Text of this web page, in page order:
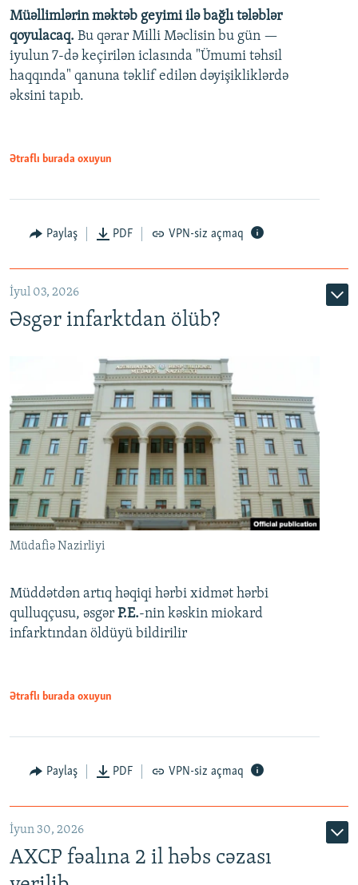
Auto 240p 360p 480p
720p 1080p
360p
480p
720p
Müəllimlərin məktəb geyimi ilə bağlı tələblər
qoyulacaq. Bu qərar Milli Məclisin bu gün —
iyulun 7-də keçirilən iclasında "Ümumi təhsil
haqqında" qanuna təklif edilən dəyişikliklərdə
əksini tapıb.
Ətraflı burada oxuyun
Paylaş PDF VPN-siz açmaq
İyul 03, 2026
Əsgər infarktdan ölüb?
Müdafiə Nazirliyi
Müddətdən artıq həqiqi hərbi xidmət hərbi
qulluqçusu, əsgər P.E.-nin kəskin miokard
infarktından öldüyü bildirilir
Ətraflı burada oxuyun
Paylaş PDF VPN-siz açmaq
İyun 30, 2026
AXCP fəalına 2 il həbs cəzası